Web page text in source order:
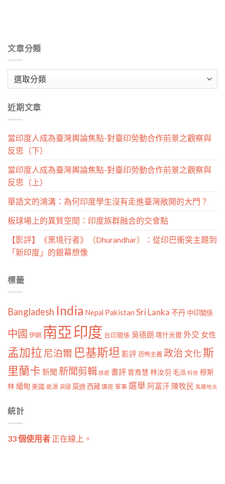
文章分類
章
類
近期文章
當印度人成為臺灣輿論焦點-對臺印勞動合作前景之觀察與
反思（下）
當印度人成為臺灣輿論焦點-對臺印勞動合作前景之觀察與
反思（上）
華語文的鴻溝：為何印度學生沒有走進臺灣敞開的大門？
板球場上的異質空間：印度族群融合的交會點
【影評】《黑境行者》（Dhurandhar）：從印巴衝突主題到
「新印度」的銀幕想像
標籤
Bangladesh India Nepal Pakistan Sri Lanka 不丹 中印關係
中國 伊朗 南亞印度 台印關係 吳德朗 喀什米爾外交 女性
孟加拉 尼泊爾 巴基斯坦 影評 恐怖主義 政治文化斯
里蘭卡 新聞 新聞剪輯 旅遊 書評 曾育慧 林汝羽 毛派 科技 穆斯
林 緬甸 美國 能源 英國 莫迪 西藏 講座 軍事 選舉 阿富汗 陳牧民 馬爾地夫
統計
33 個使用者 正在線上。